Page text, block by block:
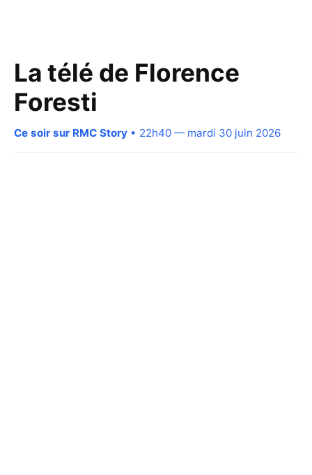
La télé de Florence
Foresti
Ce soir sur RMC Story • 22h40 — mardi 30 juin 2026